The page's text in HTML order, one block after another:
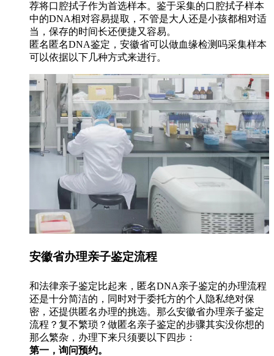
荐将口腔拭子作为首选样本。鉴于采集的口腔拭子样本
中的DNA相对容易提取，不管是大人还是小孩都相对适
当，保存的时间长还便捷又容易。
匿名匿名DNA鉴定，安徽省可以做血缘检测吗采集样本
可以依据以下几种方式来进行。
安徽省办理亲子鉴定流程
和法律亲子鉴定比起来，匿名DNA亲子鉴定的办理流程
还是十分简洁的，同时对于委托方的个人隐私绝对保
密，还提供匿名办理的挑选。那么安徽省办理亲子鉴定
流程？复不繁琐？做匿名亲子鉴定的步骤其实没你想的
那么繁杂，办理下来只须要以下四步：
第一，询问预约。